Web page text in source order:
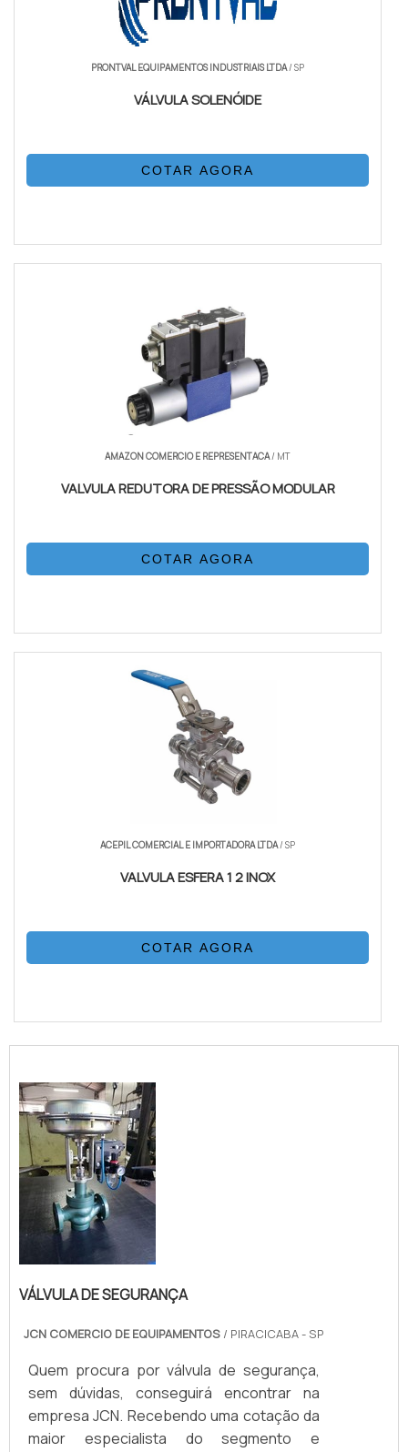
PRONTVAL EQUIPAMENTOS INDUSTRIAIS LTDA/ SP
VÁLVULA SOLENÓIDE
COTAR AGORA
AMAZON COMERCIO E REPRESENTACA/ MT
VALVULA REDUTORA DE PRESSÃO MODULAR
COTAR AGORA
ACEPIL COMERCIAL E IMPORTADORA LTDA/ SP
VALVULA ESFERA 1 2 INOX
COTAR AGORA
VÁLVULA DE SEGURANÇA
JCN COMERCIO DE EQUIPAMENTOS / PIRACICABA - SP
Quem procura por válvula de segurança,
sem dúvidas, conseguirá encontrar na
empresa JCN. Recebendo uma cotação da
maior especialista do segmento e